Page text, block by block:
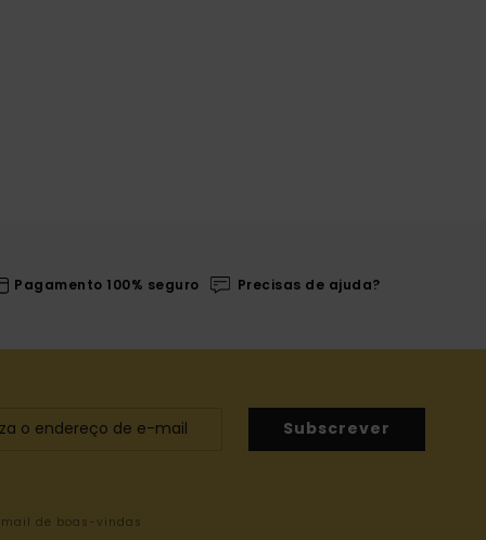
Pagamento 100% seguro Precisas de ajuda?
Subscrever
de boas-vindas